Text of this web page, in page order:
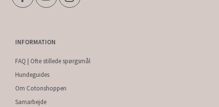
INFORMATION
FAQ | Ofte stillede spørgsmål
Hundeguides
Om Cotonshoppen
Samarbejde